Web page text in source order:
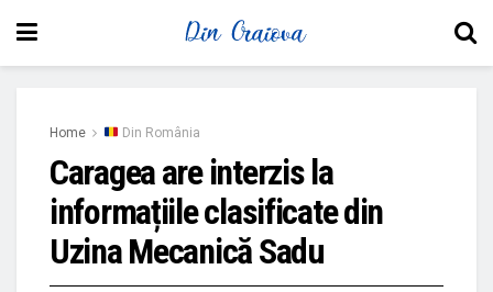
Home Din România
Caragea are interzis la
informațiile clasificate din
Uzina Mecanică Sadu